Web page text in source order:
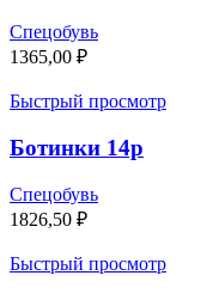
Спецобувь
1365,00 ₽
Быстрый просмотр
Ботинки 14р
Спецобувь
1826,50 ₽
Быстрый просмотр